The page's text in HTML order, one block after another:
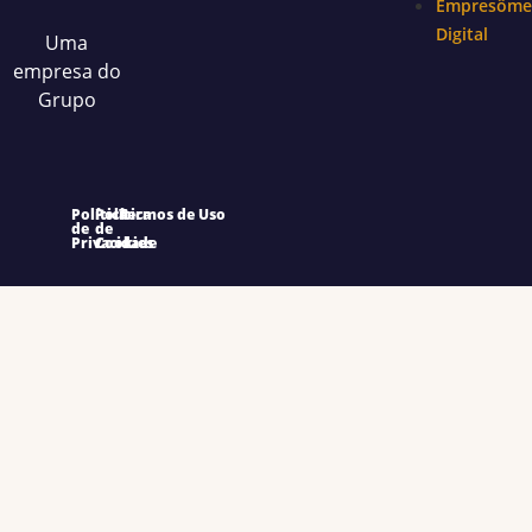
Uma
empresa do
Grupo
Digital
Política
de
Privacidade
Política
de
Cookies
Termos de Uso